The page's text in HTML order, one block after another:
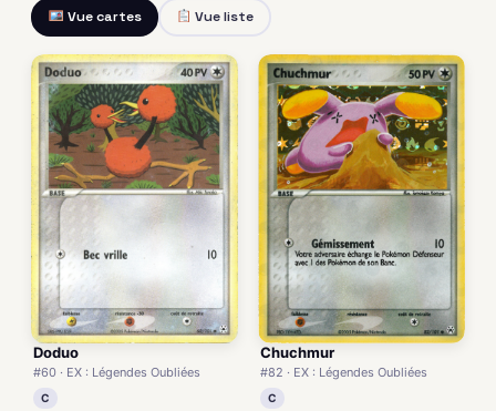
Vue cartes Vue liste
Doduo
#60 · EX : Légendes Oubliées
C
Chuchmur
#82 · EX : Légendes Oubliées
C